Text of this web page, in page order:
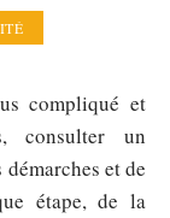
compliqué et
consulter un
et de
étape, de la